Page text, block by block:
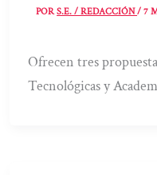
PORS.E. / REDACCIÓN/7
Ofrecen tres
Tecnológicas y